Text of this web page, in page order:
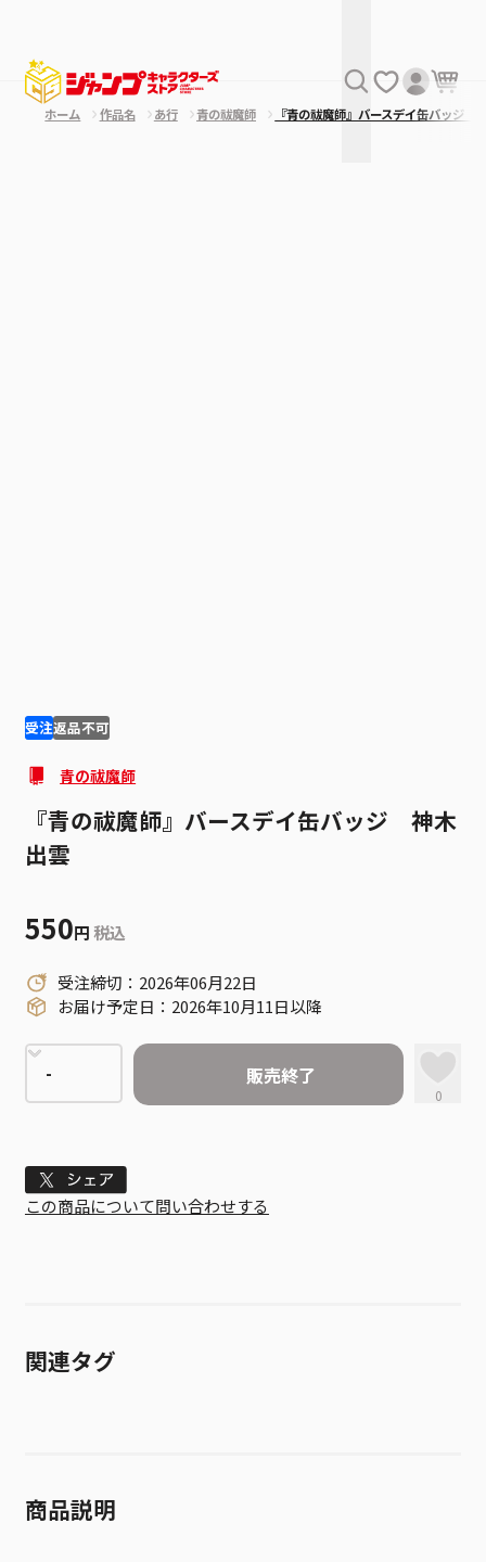
ホーム 作品名 あ行 青の祓魔師 『青の祓魔師』バースデイ缶バッジ
受注返品不可
青の祓魔師
『青の祓魔師』バースデイ缶バッジ 神木
出雲
550円 税込
受注締切：2026年06月22日
お届け予定日：2026年10月11日以降
販売終了
0
Tweet
この商品について問い合わせする
関連タグ
商品説明